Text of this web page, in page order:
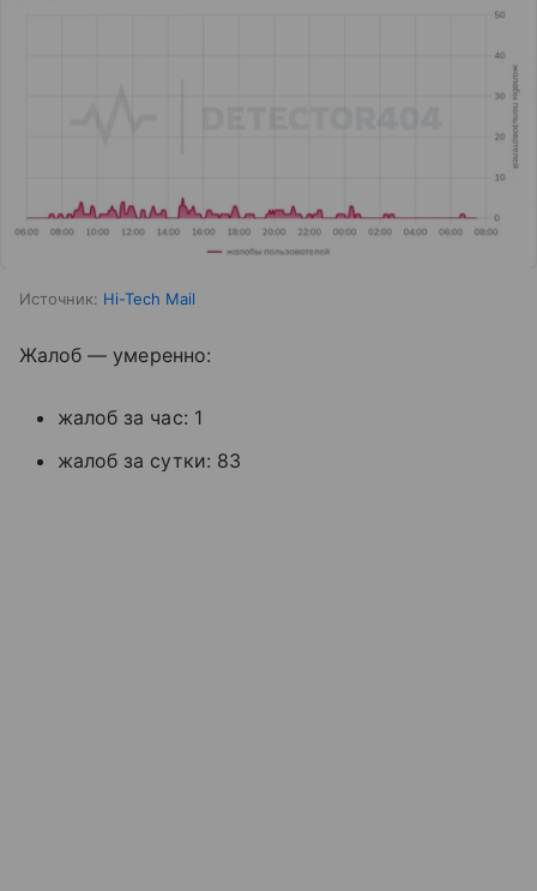
Источник: Hi-Tech Mail
Жалоб — умеренно:
жалоб за час: 1
жалоб за сутки: 83